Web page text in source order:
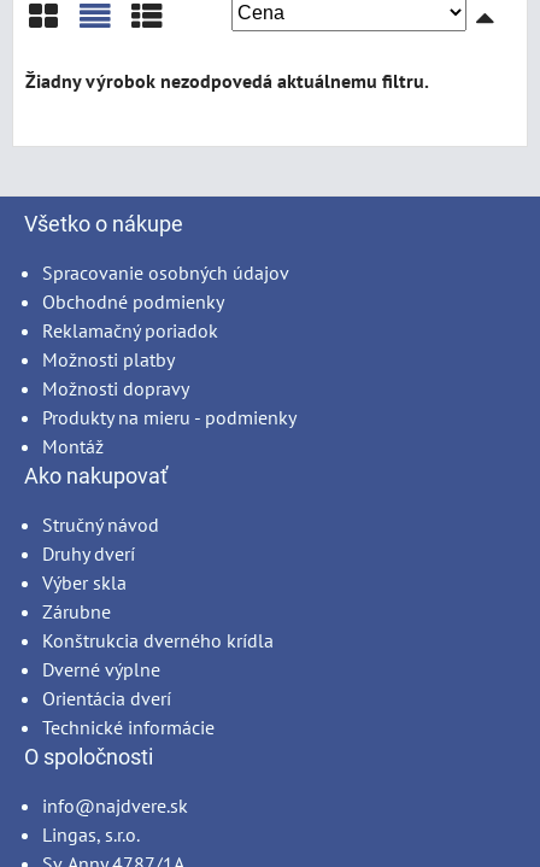
Mriežka
Všetko o nákupe
Spracovanie osobných údajov
Obchodné podmienky
Reklamačný poriadok
Možnosti platby
Možnosti dopravy
Produkty na mieru - podmienky
Montáž
Ako nakupovať
Stručný návod
Druhy dverí
Výber skla
Zárubne
Konštrukcia dverného krídla
Dverné výplne
Orientácia dverí
Technické informácie
O spoločnosti
info@najdvere.sk
Lingas, s.r.o.